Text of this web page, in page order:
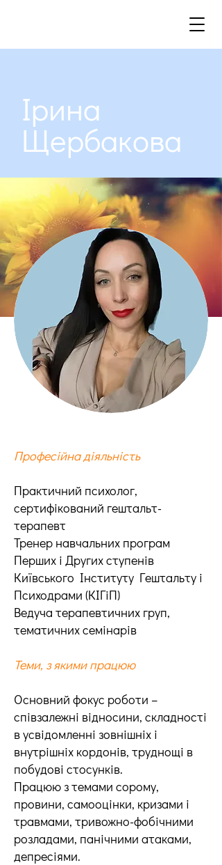
Ірина
Щербакова
Професійна діяльність
Практичний психолог,
сертифікований гештальт-
терапевт
Тренер навчальних програм
Перших і Других ступенів
Київського Інституту Гештальту і
Психодрами (КІГіП)
Ведуча терапевтичних груп,
тематичних семінарів
Теми, з якими працюю
Основний фокус роботи –
співзалежні відносини, складності
в усвідомленні зовнішніх і
внутрішніх кордонів, труднощі в
побудові стосунків.
Працюю з темами сорому,
провини, самооцінки, кризами і
травмами, тривожно-фобічними
розладами, панічними атаками,
депресіями.